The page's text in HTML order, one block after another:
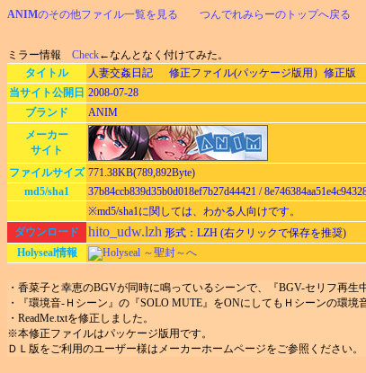
ANIMのその他ファイル一覧を見る つんでれみらーのトップへ戻る
ミラー情報 Check←なんとなく付けてみた。
タイトル
人妻交姦日記 修正ファイル(パッケージ版用）修正版
当サイト公開日 2008-07-28
ブランド
ANIM
メーカー
サイト
ファイルサイズ 771.38KB(789,892Byte)
md5/sha1
37b84ccb839d35b0d018ef7b27d44421 /
※md5/sha1に関しては、わかる人向けです。
ダウンロード
hito_udw.lzh 形式：LZH (右クリックで保存を推奨)
Holyseal情報
Holyseal ～聖封～へ
・香菜子と幸恵のBGVが同時に鳴っているシーンで、『BGV-セリフ再生
・『環境音-Ｈシーン』の『SOLO MUTE』をONにしてもＨシーンの環境
・ReadMe.txtを修正しました。
※本修正ファイルはパッケージ版用です。
ＤＬ版をご利用のユーザー様はメーカーホームページをご参照ください。